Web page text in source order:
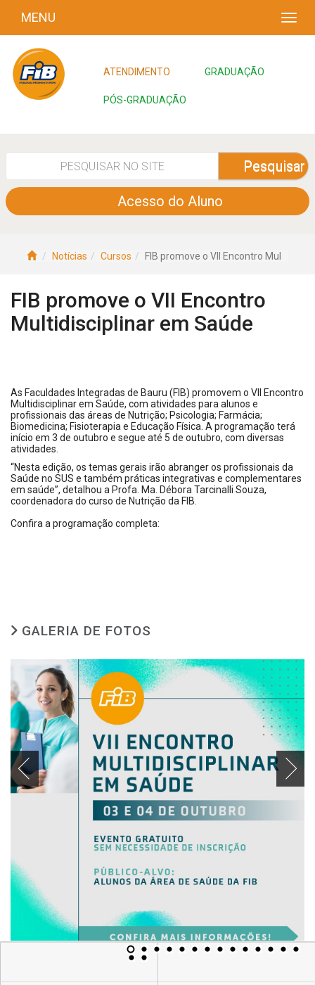
MENU
ATENDIMENTO GRADUAÇÃO
PÓS-GRADUAÇÃO
Pesquisar
Acesso do Aluno
Notícias Cursos FIB promove o VII Encontro Mul
FIB promove o VII Encontro
Multidisciplinar em Saúde
As Faculdades Integradas de Bauru (FIB) promovem o VII Encontro
Multidisciplinar em Saúde, com atividades para alunos e
profissionais das áreas de Nutrição; Psicologia; Farmácia;
Biomedicina; Fisioterapia e Educação Física. A programação terá
início em 3 de outubro e segue até 5 de outubro, com diversas
atividades.
“Nesta edição, os temas gerais irão abranger os profissionais da
Saúde no SUS e também práticas integrativas e complementares
em saúde”, detalhou a Profa. Ma. Débora Tarcinalli Souza,
coordenadora do curso de Nutrição da FIB.
Confira a programação completa:
GALERIA DE FOTOS